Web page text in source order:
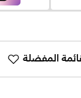
المفضلة